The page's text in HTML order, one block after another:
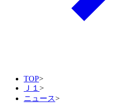
TOP>
Ｊ１ >
ニュース>